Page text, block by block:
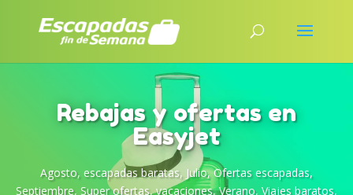
Rebajas y ofertas en
Easyjet
Agosto, escapadas baratas, Julio,Ofertas escapadas,
Septiembre, Super ofertas,vacaciones,Verano, Viajes baratos,